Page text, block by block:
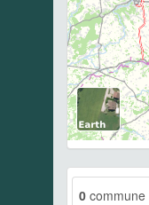
0 commune